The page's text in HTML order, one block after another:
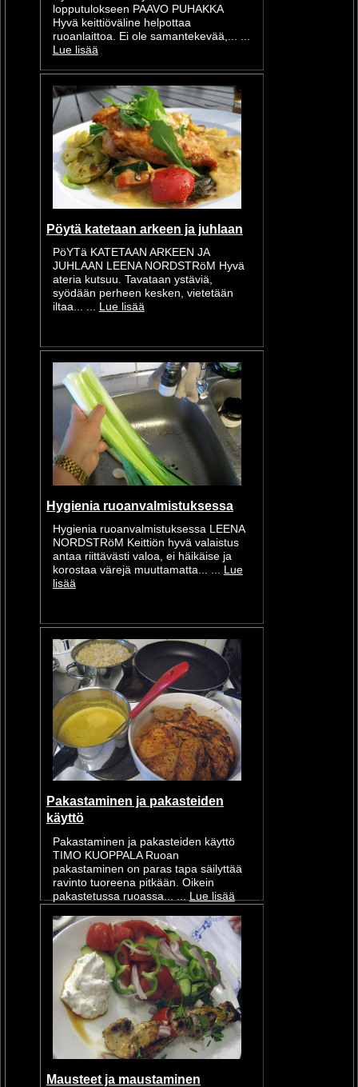
lopputulokseen PAAVO PUHAKKA
Hyvä keittiöväline helpottaa
ruoanlaittoa. Ei ole samantekevää,... ...
Lue lisää
Pöytä katetaan arkeen ja juhlaan
PöYTä KATETAAN ARKEEN JA
JUHLAAN LEENA NORDSTRöM Hyvä
ateria kutsuu. Tavataan ystäviä,
syödään perheen kesken, vietetään
iltaa... ... Lue lisää
Hygienia ruoanvalmistuksessa
Hygienia ruoanvalmistuksessa LEENA
NORDSTRöM Keittiön hyvä valaistus
antaa riittävästi valoa, ei häikäise ja
korostaa värejä muuttamatta... ... Lue
lisää
Pakastaminen ja pakasteiden
käyttö
Pakastaminen ja pakasteiden käyttö
TIMO KUOPPALA Ruoan
pakastaminen on paras tapa säilyttää
ravinto tuoreena pitkään. Oikein
pakastetussa ruoassa... ...
Lue lisää
Mausteet ja maustaminen